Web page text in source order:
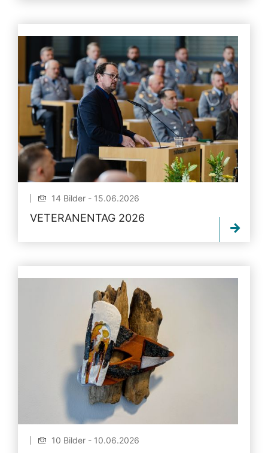
14 Bilder - 15.06.2026
VETERANENTAG 2026
10 Bilder - 10.06.2026